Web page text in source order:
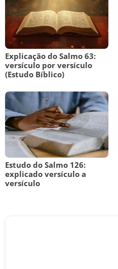
Explicação do Salmo 63:
versículo por versículo
(Estudo Bíblico)
Estudo do Salmo 126:
explicado versículo a
versículo